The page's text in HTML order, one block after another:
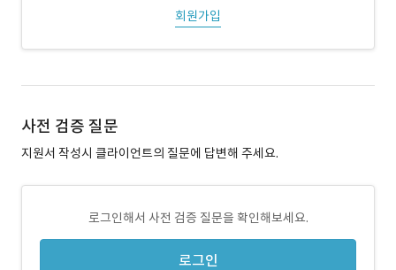
회원가입
사전 검증 질문
지원서 작성시 클라이언트의 질문에 답변해 주세요.
로그인해서 사전 검증 질문을 확인해보세요.
로그인